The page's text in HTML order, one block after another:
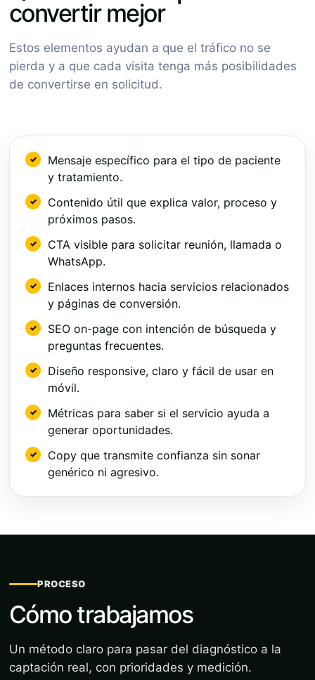
convertir mejor
Estos elementos ayudan a que el tráfico no se
pierda y a que cada visita tenga más posibilidades
de convertirse en solicitud.
Mensaje específico para el tipo de paciente
y tratamiento.
Contenido útil que explica valor, proceso y
próximos pasos.
CTA visible para solicitar reunión, llamada o
WhatsApp.
Enlaces internos hacia servicios relacionados
y páginas de conversión.
SEO on-page con intención de búsqueda y
preguntas frecuentes.
Diseño responsive, claro y fácil de usar en
móvil.
Métricas para saber si el servicio ayuda a
generar oportunidades.
Copy que transmite confianza sin sonar
genérico ni agresivo.
PROCESO
Cómo trabajamos
Un método claro para pasar del diagnóstico a la
captación real, con prioridades y medición.